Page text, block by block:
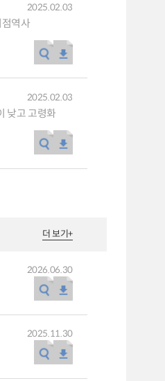
점역사
2025.02.03
낮고 고령화
2025.02.03
더 보기+
2026.06.30
2025.11.30
및
행지표